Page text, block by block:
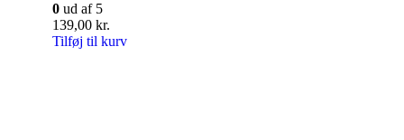
0 ud af 5
139,00 kr.
Tilføj til kurv